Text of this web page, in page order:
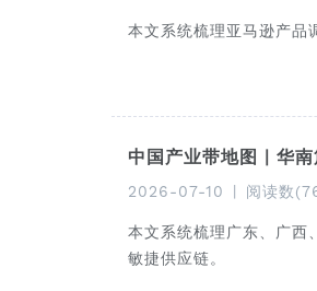
本文系统梳理亚马逊产品
中国产业带地图 | 华
2026-07-10 阅读数
本文系统梳理广东、广西
敏捷供应链。